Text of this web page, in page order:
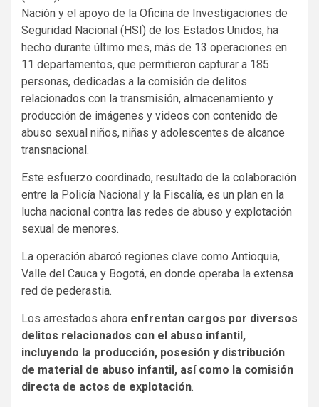
Nación y el apoyo de la Oficina de Investigaciones de
Seguridad Nacional (HSI) de los Estados Unidos, ha
hecho durante último mes, más de 13 operaciones en
11 departamentos, que permitieron capturar a 185
personas, dedicadas a la comisión de delitos
relacionados con la transmisión, almacenamiento y
producción de imágenes y videos con contenido de
abuso sexual niños, niñas y adolescentes de alcance
transnacional.
Este esfuerzo coordinado, resultado de la colaboración
entre la Policía Nacional y la Fiscalía, es un plan en la
lucha nacional contra las redes de abuso y explotación
sexual de menores.
La operación abarcó regiones clave como Antioquia,
Valle del Cauca y Bogotá, en donde operaba la extensa
red de pederastia.
Los arrestados ahora enfrentan cargos por diversos
delitos relacionados con el abuso infantil,
incluyendo la producción, posesión y distribución
de material de abuso infantil, así como la comisión
directa de actos de explotación.